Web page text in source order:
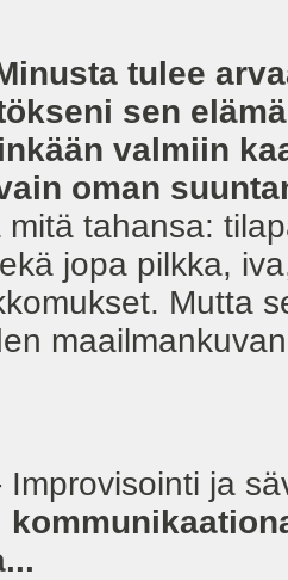
tulee
sen
valmiin
oman
tahansa:
jopa pilkka,
Mutta
ja